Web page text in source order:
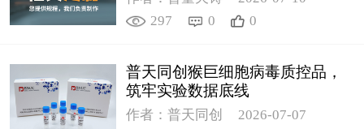
297
0 0
普天同创猴巨细胞病毒质控品，
筑牢实验数据底线
作者：普天同创
2026-07-07